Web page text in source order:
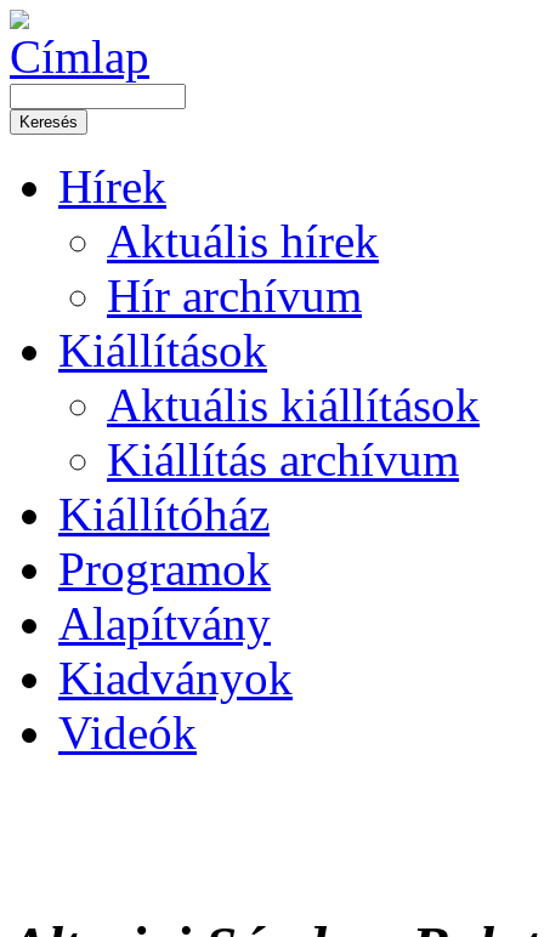
Hírek
Aktuális hírek
Hír archívum
Kiállítások
Aktuális kiállítások
Kiállítás archívum
Kiállítóház
Programok
Alapítvány
Kiadványok
Videók